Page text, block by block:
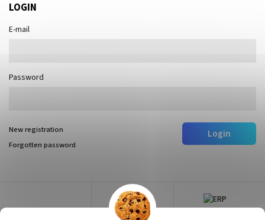
LOGIN
E-mail
Password
Login
New registration
Forgotten password